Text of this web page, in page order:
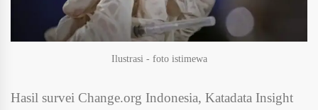
Ilustrasi - foto istimewa
Hasil survei Change.org Indonesia, Katadata Insight